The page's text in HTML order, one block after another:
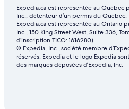
Expedia.ca est représentée au Québec
Inc., détenteur d’un permis du Québec.
Expedia.ca est représentée au Ontario
Inc., 150 King Street West, Suite 336,
d’inscription TICO: 1616280)
© Expedia, Inc., société membre
réservés. Expedia et le logo Expedia
des marques déposées d’Expedia, Inc.